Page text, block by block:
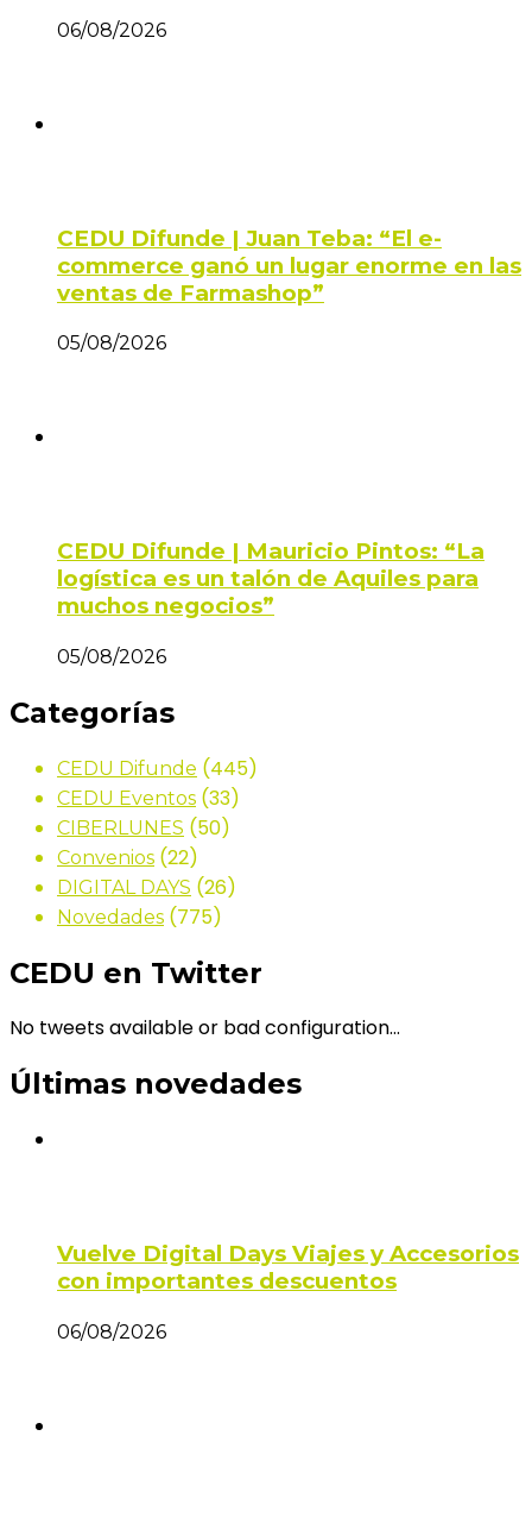
06/08/2026
CEDU Difunde | Juan Teba: “El e-
commerce ganó un lugar enorme en las
ventas de Farmashop”
05/08/2026
CEDU Difunde | Mauricio Pintos: “La
logística es un talón de Aquiles para
muchos negocios”
05/08/2026
Categorías
CEDU Difunde (445)
CEDU Eventos (33)
CIBERLUNES (50)
Convenios (22)
DIGITAL DAYS (26)
Novedades (775)
CEDU en Twitter
No tweets available or bad configuration...
Últimas novedades
Vuelve Digital Days Viajes y Accesorios
con importantes descuentos
06/08/2026